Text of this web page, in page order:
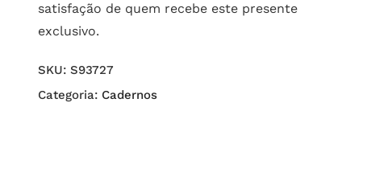
satisfação de quem recebe este presente
exclusivo.
SKU: S93727
Categoria: Cadernos